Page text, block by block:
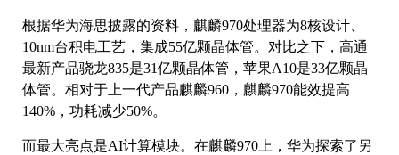
根据华为海思披露的资料，麒麟970处理器为8核设计、
10nm台积电工艺，集成55亿颗晶体管。对比之下，高通
最新产品骁龙835是31亿颗晶体管，苹果A10是33亿颗晶
体管。相对于上一代产品麒麟960，麒麟970能效提高
140%，功耗减少50%。
而最大亮点是AI计算模块。在麒麟970上，华为探索了另